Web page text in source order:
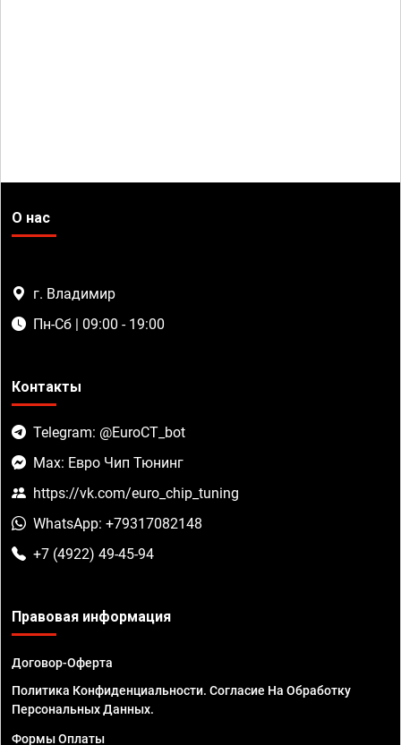
О нас
г. Владимир
Пн-Сб | 09:00 - 19:00
Контакты
Telegram: @EuroCT_bot
Max: Евро Чип Тюнинг
https://vk.com/euro_chip_tuning
WhatsApp: +79317082148
+7 (4922) 49-45-94
Правовая информация
Договор-Оферта
Политика Конфиденциальности. Согласие На Обработку
Персональных Данных.
Формы Оплаты